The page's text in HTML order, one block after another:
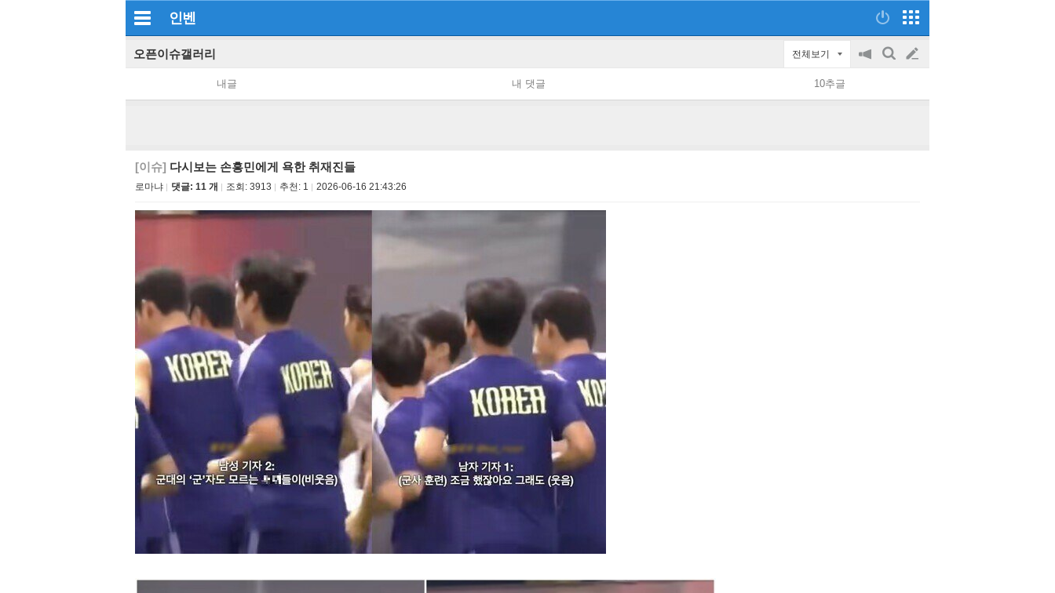
인벤
오픈이슈갤러리 전체보기
공
on/off
검
글
쓰
내글 내 댓글 10추글
[이슈] 다시보는 손흥민에게 욕한 취재진들
로마냐 댓글: 11 개 조회: 3913 추천: 1 2026-06-16 21:43:26